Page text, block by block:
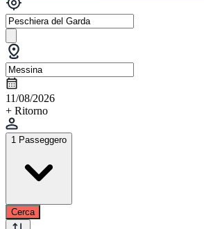
11/08/2026
+ Ritorno
1 Passeggero
Cerca